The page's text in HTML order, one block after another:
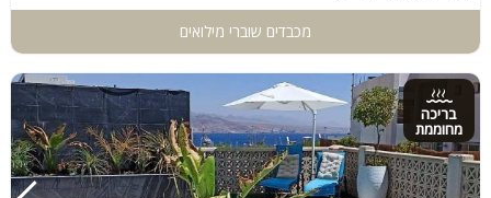
מכבדים שוברי מילואים
בריכה
מחוממת